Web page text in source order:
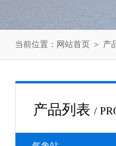
当前位置： 网站首页 ＞ 产
产品列表 /